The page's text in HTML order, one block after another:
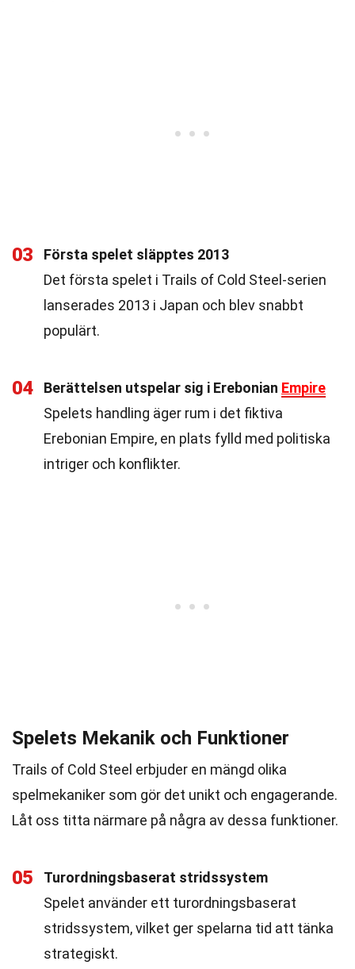
03
Första spelet släpptes 2013
Det första spelet i Trails of Cold Steel-serien
lanserades 2013 i Japan och blev snabbt
populärt.
04 Berättelsen utspelar sig i Erebonian Empire
Spelets handling äger rum i det fiktiva
Erebonian Empire, en plats fylld med politiska
intriger och konflikter.
Spelets Mekanik och Funktioner
Trails of Cold Steel erbjuder en mängd olika
spelmekaniker som gör det unikt och engagerande.
Låt oss titta närmare på några av dessa funktioner.
05
Turordningsbaserat stridssystem
Spelet använder ett turordningsbaserat
stridssystem, vilket ger spelarna tid att tänka
strategiskt.